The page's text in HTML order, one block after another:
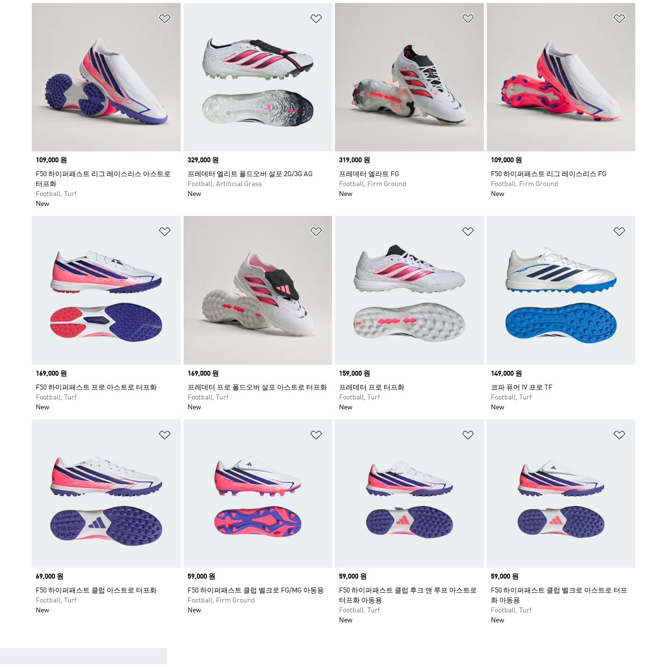
Price
109,000 원
F50 하이퍼패스트 리그 레이스리스 아스트로
터프화
Football, Turf
New
Price
329,000 원
프레데터 엘리트 폴드오버 설포 2G/3G AG
Football, Artificial Grass
New
Price
319,000 원
프레데터 엘리트 FG
Football, Firm Ground
New
Price
109,000 원
F50 하이퍼패스트 리그 레이스리스 FG
Football, Firm Ground
New
Price
169,000 원
F50 하이퍼패스트 프로 아스트로 터프화
Football, Turf
New
Price
169,000 원
프레데터 프로 폴드오버 설포 아스트로 터프화
Football, Turf
New
Price
159,000 원
프레데터 프로 터프화
Football, Turf
New
Price
149,000 원
코파 퓨어 IV 프로 TF
Football, Turf
New
Price
69,000 원
F50 하이퍼패스트 클럽 아스트로 터프화
Football, Turf
New
Price
59,000 원
F50 하이퍼패스트 클럽 벨크로 FG/MG 아동용
Football, Firm Ground
New
Price
59,000 원
F50 하이퍼패스트 클럽 후크 앤 루프 아스트로
터프화 아동용
Football, Turf
New
Price
59,000 원
F50 하이퍼패스트 클럽 벨크로 아스트로 터프
화 아동용
Football, Turf
New